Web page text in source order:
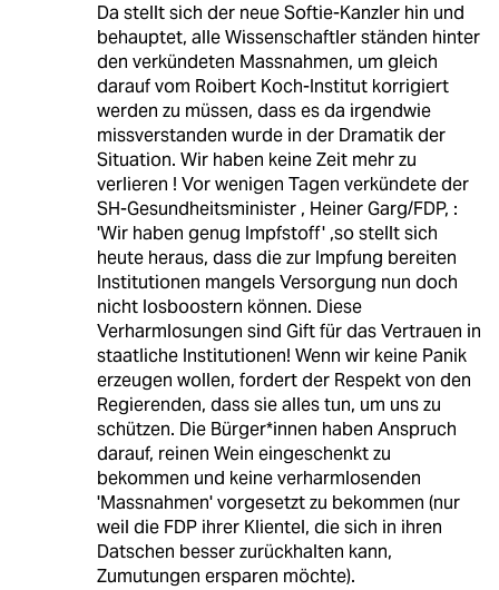
Da stellt sich der neue Softie-Kanzler hin und
behauptet, alle Wissenschaftler ständen hinter
den verkündeten Massnahmen, um gleich
darauf vom Roibert Koch-Institut korrigiert
werden zu müssen, dass es da irgendwie
missverstanden wurde in der Dramatik der
Situation. Wir haben keine Zeit mehr zu
verlieren ! Vor wenigen Tagen verkündete der
SH-Gesundheitsminister , Heiner Garg/FDP, :
'Wir haben genug Impfstoff' ,so stellt sich
heute heraus, dass die zur Impfung bereiten
Institutionen mangels Versorgung nun doch
nicht losboostern können. Diese
Verharmlosungen sind Gift für das Vertrauen in
staatliche Institutionen! Wenn wir keine Panik
erzeugen wollen, fordert der Respekt von den
Regierenden, dass sie alles tun, um uns zu
schützen. Die Bürger*innen haben Anspruch
darauf, reinen Wein eingeschenkt zu
bekommen und keine verharmlosenden
'Massnahmen' vorgesetzt zu bekommen (nur
weil die FDP ihrer Klientel, die sich in ihren
Datschen besser zurückhalten kann,
Zumutungen ersparen möchte).